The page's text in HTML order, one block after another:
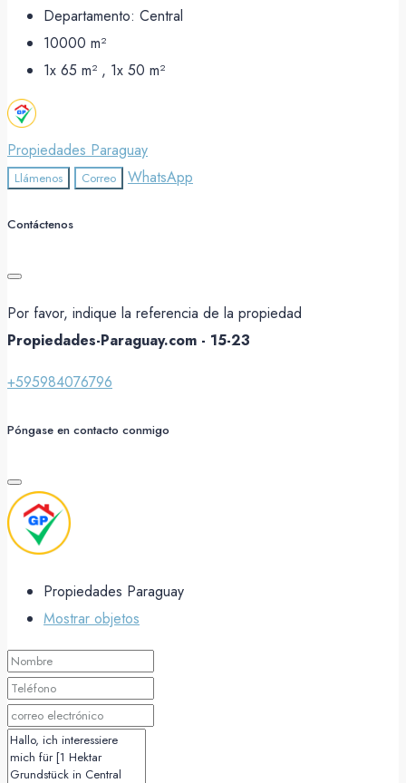
Departamento: Central
10000 m²
1x 65 m² , 1x 50 m²
Propiedades Paraguay
Llámenos Correo WhatsApp
Contáctenos
Por favor, indique la referencia de la propiedad
Propiedades-Paraguay.com - 15-23
+595984076796
Póngase en contacto conmigo
Propiedades Paraguay
Mostrar objetos